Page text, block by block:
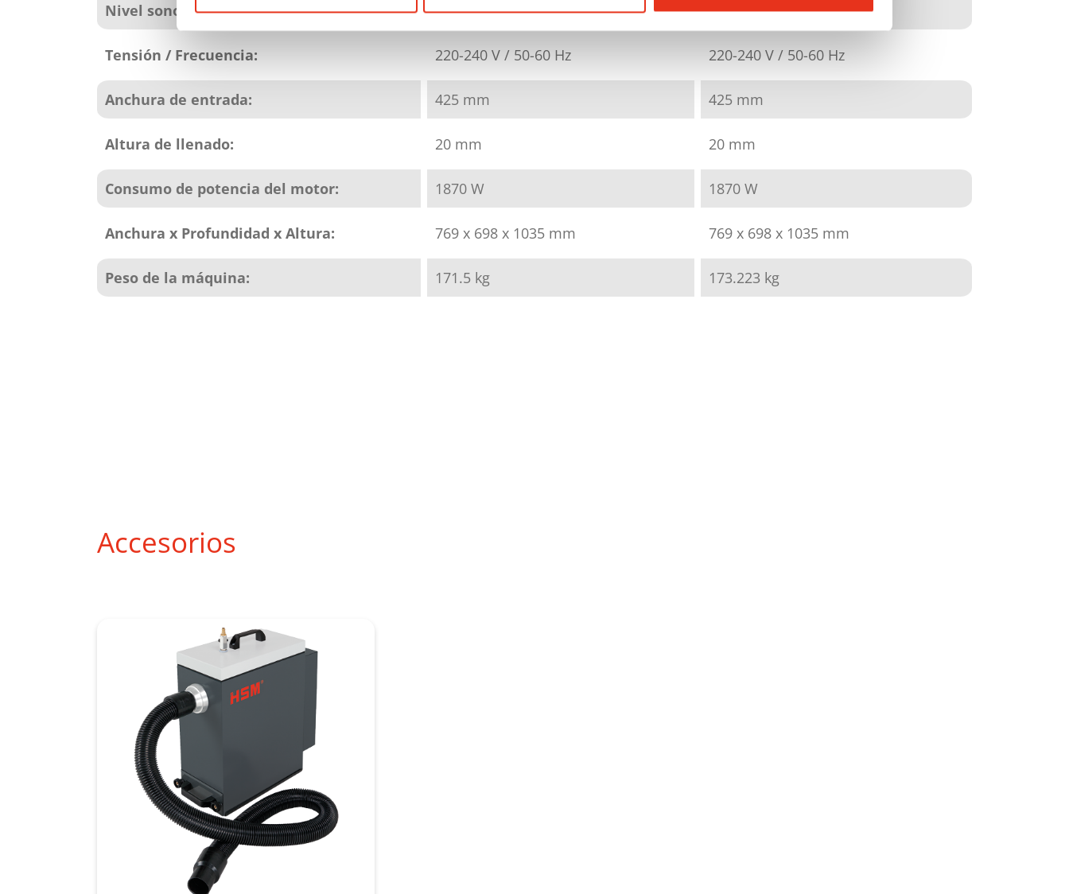
Nivel sonoro (marcha en vacío): ca. 67 dB(A) ca. 67 dB(A)
Tensión / Frecuencia: 220-240 V / 50-60 Hz 220-240 V / 50-60 Hz
Anchura de entrada: 425 mm 425 mm
Altura de llenado: 20 mm 20 mm
Consumo de potencia del motor: 1870 W 1870 W
Anchura x Profundidad x Altura: 769 x 698 x 1035 mm 769 x 698 x 1035 mm
Peso de la máquina: 171.5 kg 173.223 kg
Accesorios